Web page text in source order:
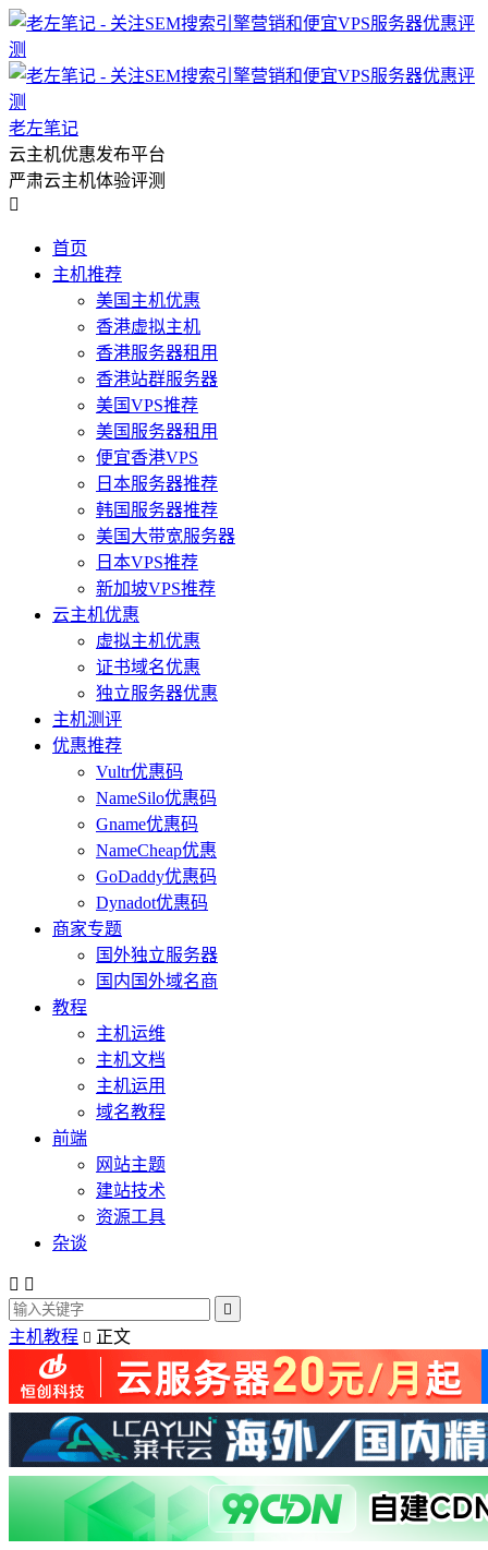
老左笔记
云主机优惠发布平台
严肃云主机体验评测

首页
主机推荐
美国主机优惠
香港虚拟主机
香港服务器租用
香港站群服务器
美国VPS推荐
美国服务器租用
便宜香港VPS
日本服务器推荐
韩国服务器推荐
美国大带宽服务器
日本VPS推荐
新加坡VPS推荐
云主机优惠
虚拟主机优惠
证书域名优惠
独立服务器优惠
主机测评
优惠推荐
Vultr优惠码
NameSilo优惠码
Gname优惠码
NameCheap优惠
GoDaddy优惠码
Dynadot优惠码
商家专题
国外独立服务器
国内国外域名商
教程
主机运维
主机文档
主机运用
域名教程
前端
网站主题
建站技术
资源工具
杂谈
 

主机教程  正文